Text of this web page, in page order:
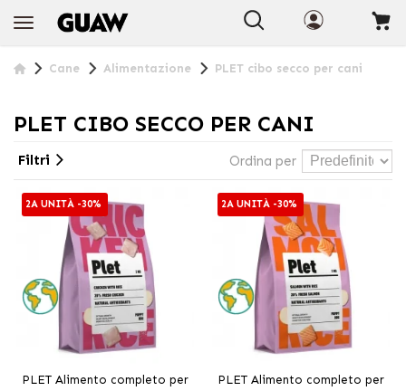
Cane Alimentazione PLET cibo secco per cani
PLET CIBO SECCO PER CANI
Ordina per
Filtri
2A UNITÀ -30%
PLET Alimento completo per
2A UNITÀ -30%
PLET Alimento completo per